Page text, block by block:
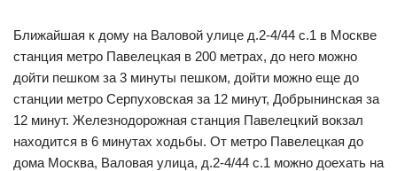
Ближайшая к дому на Валовой улице д.2-4/44 с.1 в Москве
станция метро Павелецкая в 200 метрах, до него можно
дойти пешком за 3 минуты пешком, дойти можно еще до
станции метро Серпуховская за 12 минут, Добрынинская за
12 минут. Железнодорожная станция Павелецкий вокзал
находится в 6 минутах ходьбы. От метро Павелецкая до
дома Москва, Валовая улица, д.2-4/44 с.1 можно доехать на